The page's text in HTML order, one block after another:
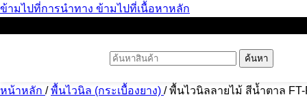
ข้ามไปที่การนำทาง ข้ามไปที่เนื้อหาหลัก
ค้นหา
หน้าหลัก / พื้นไวนิล (กระเบื้องยาง) / พื้นไวนิลลายไม้ สีน้ำตาล FT-